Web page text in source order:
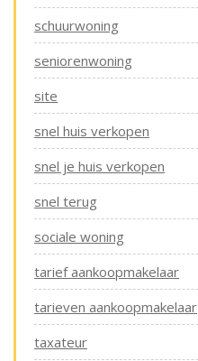
schuurwoning
seniorenwoning
site
snel huis verkopen
snel je huis verkopen
snel terug
sociale woning
tarief aankoopmakelaar
tarieven aankoopmakelaar
taxateur